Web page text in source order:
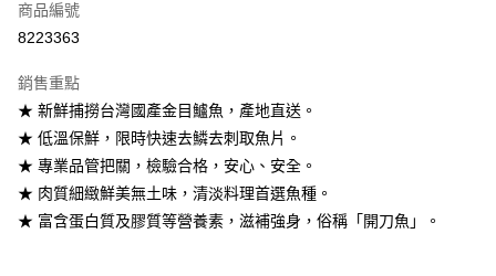
LINE Pay
悠遊付
ATM付款
運送方式
商品編號
8223363
銷售重點
★ 新鮮捕撈台灣國產金目鱸魚，產地直送。
★ 低溫保鮮，限時快速去鱗去刺取魚片。
★ 專業品管把關，檢驗合格，安心、安全。
★ 肉質細緻鮮美無土味，清淡料理首選魚種。
★ 富含蛋白質及膠質等營養素，滋補強身，俗稱「開刀魚」。